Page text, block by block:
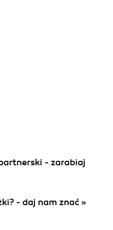
- zarabiaj
- daj nam znać »